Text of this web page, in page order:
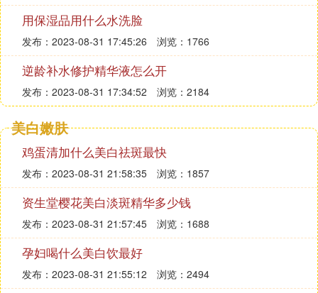
用保湿品用什么水洗脸
发布：2023-08-31 17:45:26 浏览：1766
逆龄补水修护精华液怎么开
发布：2023-08-31 17:34:52 浏览：2184
美白嫩肤
鸡蛋清加什么美白祛斑最快
发布：2023-08-31 21:58:35 浏览：1857
资生堂樱花美白淡斑精华多少钱
发布：2023-08-31 21:57:45 浏览：1688
孕妇喝什么美白饮最好
发布：2023-08-31 21:55:12 浏览：2494